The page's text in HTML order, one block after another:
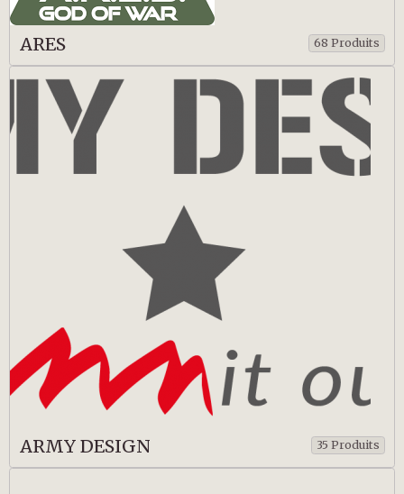
ARES 68 Produits
ARMY DESIGN 35 Produits